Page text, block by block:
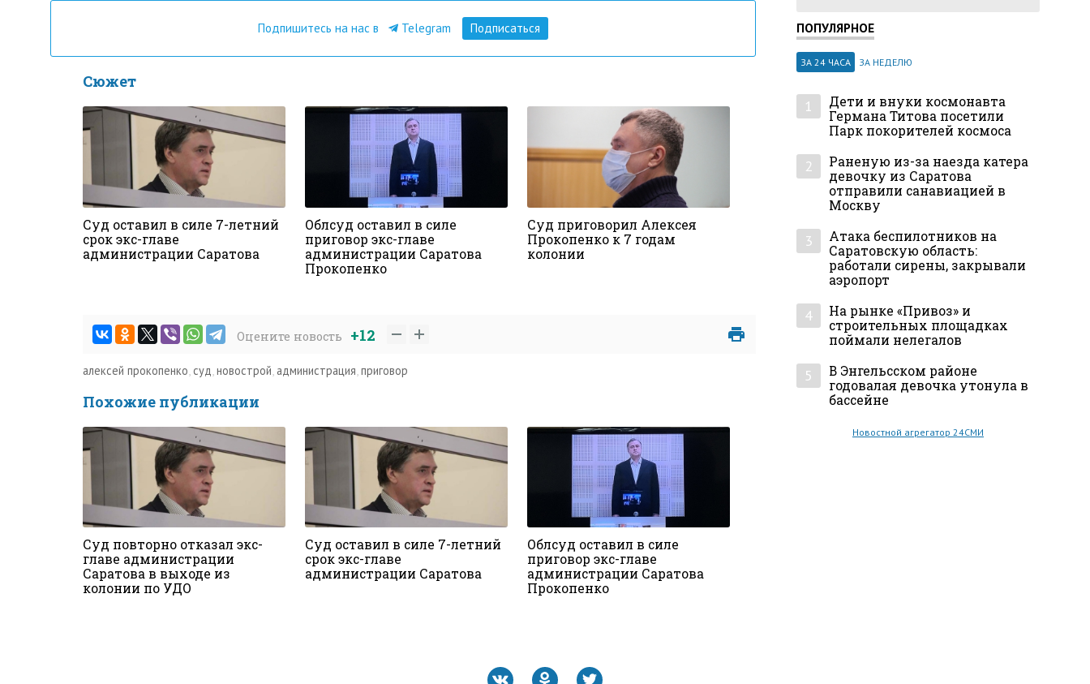
Подпишитесь на нас в Telegram Подписаться
Сюжет
Суд оставил в силе 7-летний
срок экс-главе
администрации Саратова
Облсуд оставил в силе
приговор экс-главе
администрации Саратова
Прокопенко
Суд приговорил Алексея
Прокопенко к 7 годам
колонии
Оцените новость +12
алексей прокопенко суд новострой администрация приговор
Похожие публикации
Суд повторно отказал экс-
главе администрации
Саратова в выходе из
колонии по УДО
Суд оставил в силе 7-летний
срок экс-главе
администрации Саратова
Облсуд оставил в силе
приговор экс-главе
администрации Саратова
Прокопенко
ПОПУЛЯРНОЕ
ЗА 24 ЧАСА ЗА НЕДЕЛЮ
1
Дети и внуки космонавта
Германа Титова посетили
Парк покорителей космоса
2
Раненую из-за наезда катера
девочку из Саратова
отправили санавиацией в
Москву
3
Атака беспилотников на
Саратовскую область:
работали сирены, закрывали
аэропорт
4
На рынке «Привоз» и
строительных площадках
поймали нелегалов
5
В Энгельсском районе
годовалая девочка утонула в
бассейне
Новостной агрегатор 24СМИ